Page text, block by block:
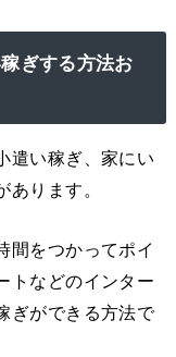
ぎする方法お
遣い稼ぎ、家にい
ります。
間をつかってポイ
トなどのインター
ぎができる方法で